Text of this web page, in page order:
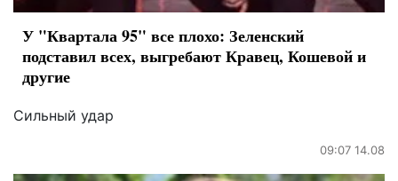
У "Квартала 95" все плохо: Зеленский
подставил всех, выгребают Кравец, Кошевой и
другие
Сильный удар
09:07 14.08